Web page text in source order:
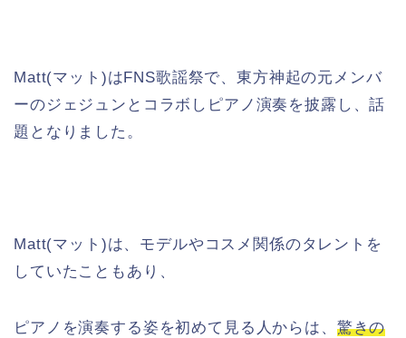
Matt(マット)はFNS歌謡祭で、東方神起の元メンバ
ーのジェジュンとコラボしピアノ演奏を披露し、話
題となりました。
Matt(マット)は、モデルやコスメ関係のタレントを
していたこともあり、
ピアノを演奏する姿を初めて見る人からは、 驚きの